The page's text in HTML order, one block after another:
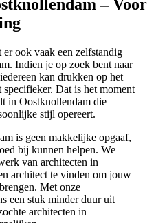
– Voor
er ook vaak een zelfstandig
Indien je op zoek bent naar
kan drukken op het
specifieker. Dat is het moment
in Oostknollendam die
stijl opereert.
is geen makkelijke opgaaf,
bij kunnen helpen. We
van architecten in
architect te vinden om jouw
Met onze
een stuk minder duur uit
architecten in